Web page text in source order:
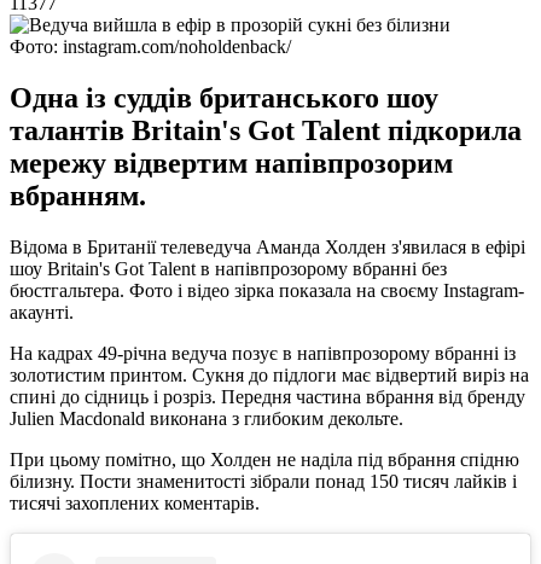
Фото: instagram.com/noholdenback/
Одна із суддів британського шоу
талантів Britain's Got Talent підкорила
мережу відвертим напівпрозорим
вбранням.
Відома в Британії телеведуча Аманда Холден з'явилася в ефірі
шоу Britain's Got Talent в напівпрозорому вбранні без
бюстгальтера. Фото і відео зірка показала на своєму Instagram-
акаунті.
На кадрах 49-річна ведуча позує в напівпрозорому вбранні із
золотистим принтом. Сукня до підлоги має відвертий виріз на
спині до сідниць і розріз. Передня частина вбрання від бренду
Julien Macdonald виконана з глибоким декольте.
При цьому помітно, що Холден не наділа під вбрання спідню
білизну. Пости знаменитості зібрали понад 150 тисяч лайків і
тисячі захоплених коментарів.